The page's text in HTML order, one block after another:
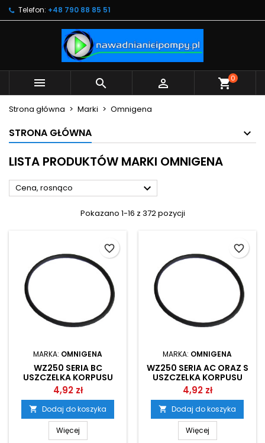
Telefon: +48 790 88 85 51
   shopping_cart0
Strona główna Marki Omnigena
STRONA GŁÓWNA
LISTA PRODUKTÓW MARKI OMNIGENA
Cena, rosnąco 
Pokazano 1-16 z 372 pozycji
MARKA: OMNIGENA
WZ250 SERIA BC
USZCZELKA KORPUSU
POMPY OMNIGENA
4,92 zł
 Dodaj do koszyka
Więcej
favorite_border
MARKA: OMNIGENA
WZ250 SERIA AC ORAZ S
USZCZELKA KORPUSU
POMPY OMNIGENA
4,92 zł
 Dodaj do koszyka
Więcej
favorite_border
Moje listy życzeń ×
Utwórz nową listę
((modalTitle)) ×
((confirmMessage))
((cancelText)) ((modalDeleteText))
Utwórz listę życzeń ×
Nazwa listy życzeń
Zaloguj się ×
Musisz być zalogowany by zapisać produkty na
swojej liście życzeń.